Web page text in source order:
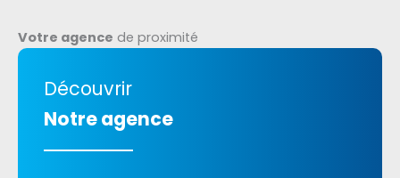
Votre agence de proximité
Découvrir
Notre agence